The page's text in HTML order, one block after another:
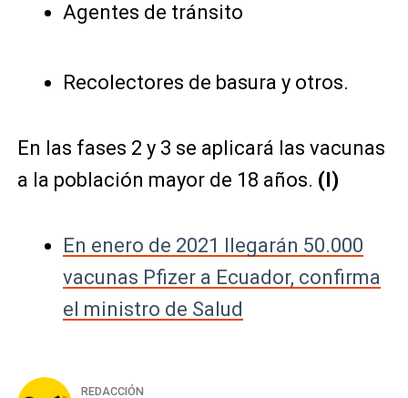
Agentes de tránsito
Recolectores de basura y otros.
En las fases 2 y 3 se aplicará las vacunas
a la población mayor de 18 años. (I)
En enero de 2021 llegarán 50.000
vacunas Pfizer a Ecuador, confirma
el ministro de Salud
REDACCIÓN